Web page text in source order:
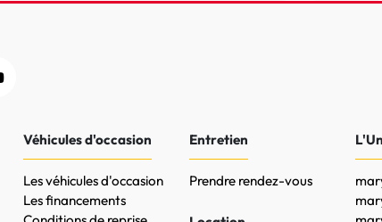
Véhicules d'occasion
Les véhicules d'occasion
Les financements
Entretien
Prendre rendez-vous